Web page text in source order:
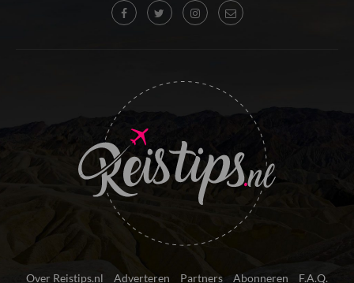
Over Reistips.nl Adverteren Partners Abonneren F.A.Q.